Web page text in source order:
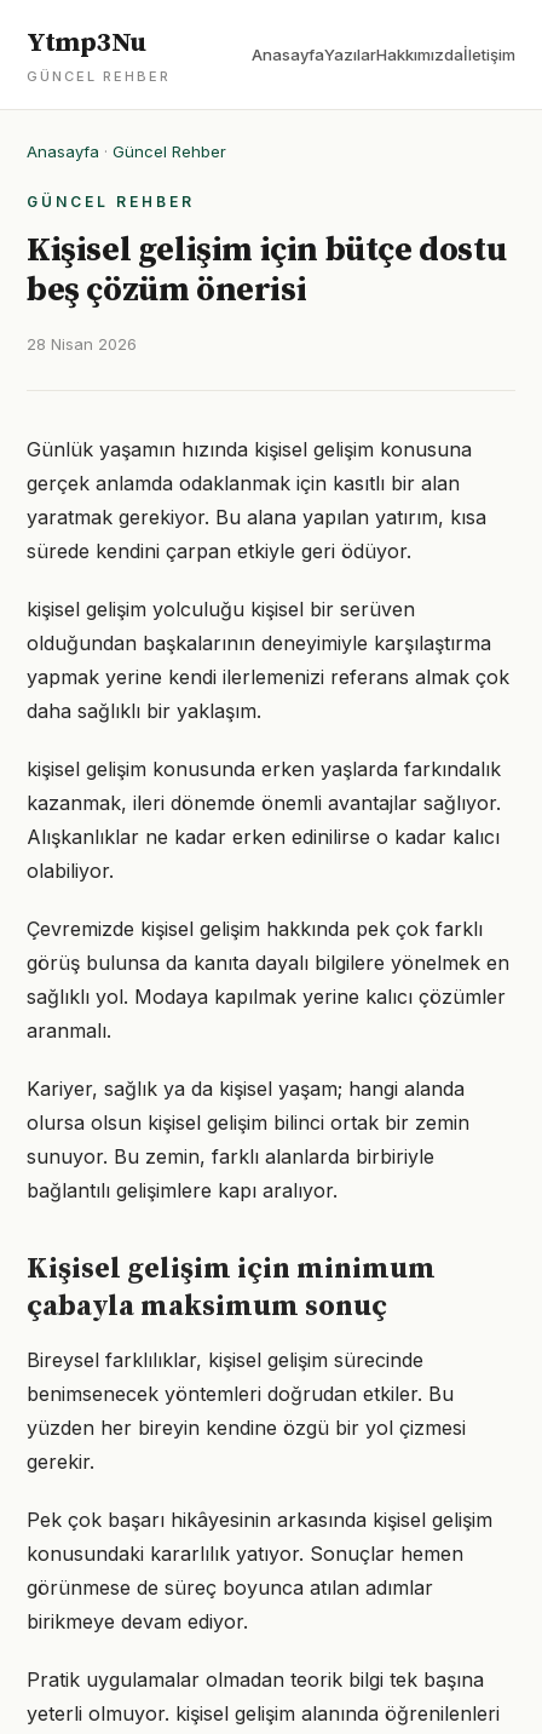
Ytmp3Nu
GÜNCEL REHBER
AnasayfaYazılarHakkımızdaİletişim
Anasayfa · Güncel Rehber
GÜNCEL REHBER
Kişisel gelişim için bütçe dostu
beş çözüm önerisi
28 Nisan 2026
Günlük yaşamın hızında kişisel gelişim konusuna
gerçek anlamda odaklanmak için kasıtlı bir alan
yaratmak gerekiyor. Bu alana yapılan yatırım, kısa
sürede kendini çarpan etkiyle geri ödüyor.
kişisel gelişim yolculuğu kişisel bir serüven
olduğundan başkalarının deneyimiyle karşılaştırma
yapmak yerine kendi ilerlemenizi referans almak çok
daha sağlıklı bir yaklaşım.
kişisel gelişim konusunda erken yaşlarda farkındalık
kazanmak, ileri dönemde önemli avantajlar sağlıyor.
Alışkanlıklar ne kadar erken edinilirse o kadar kalıcı
olabiliyor.
Çevremizde kişisel gelişim hakkında pek çok farklı
görüş bulunsa da kanıta dayalı bilgilere yönelmek en
sağlıklı yol. Modaya kapılmak yerine kalıcı çözümler
aranmalı.
Kariyer, sağlık ya da kişisel yaşam; hangi alanda
olursa olsun kişisel gelişim bilinci ortak bir zemin
sunuyor. Bu zemin, farklı alanlarda birbiriyle
bağlantılı gelişimlere kapı aralıyor.
Kişisel gelişim için minimum
çabayla maksimum sonuç
Bireysel farklılıklar, kişisel gelişim sürecinde
benimsenecek yöntemleri doğrudan etkiler. Bu
yüzden her bireyin kendine özgü bir yol çizmesi
gerekir.
Pek çok başarı hikâyesinin arkasında kişisel gelişim
konusundaki kararlılık yatıyor. Sonuçlar hemen
görünmese de süreç boyunca atılan adımlar
birikmeye devam ediyor.
Pratik uygulamalar olmadan teorik bilgi tek başına
yeterli olmuyor. kişisel gelişim alanında öğrenilenleri